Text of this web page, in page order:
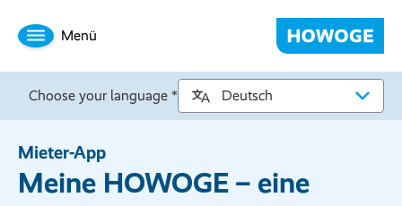
Menü
Choose your language *
Mieter-App
Meine HOWOGE – eine